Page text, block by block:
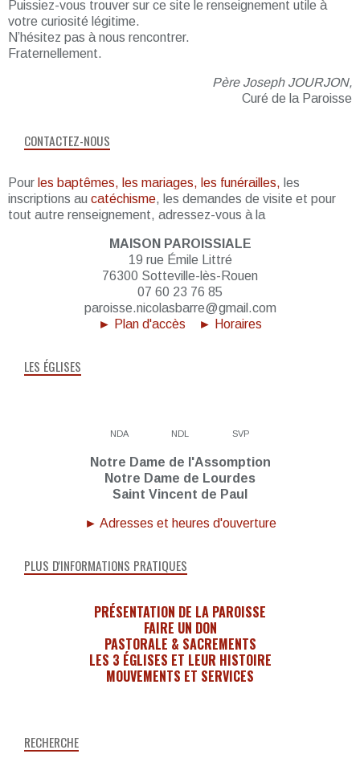
RECHERCHE
Puissiez-vous trouver sur ce site le renseignement utile à
votre curiosité légitime.
N’hésitez pas à nous rencontrer.
Fraternellement.
Père Joseph JOURJON,
Curé de la Paroisse
CONTACTEZ-NOUS
Pour les baptêmes, les mariages, les funérailles, les
inscriptions au catéchisme, les demandes de visite et pour
tout autre renseignement, adressez-vous à la
MAISON PAROISSIALE
19 rue Émile Littré
76300 Sotteville-lès-Rouen
07 60 23 76 85
paroisse.nicolasbarre@gmail.com
► Plan d'accès
► Horaires
LES ÉGLISES
NDA NDL SVP
Notre Dame de l'Assomption
Notre Dame de Lourdes
Saint Vincent de Paul
► Adresses et heures d'ouverture
PLUS D'INFORMATIONS PRATIQUES
PRÉSENTATION DE LA PAROISSE
FAIRE UN DON
PASTORALE & SACREMENTS
LES 3 ÉGLISES ET LEUR HISTOIRE
MOUVEMENTS ET SERVICES